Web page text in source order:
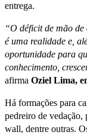
entrega.
“O déficit de mão
é uma realidade e,
oportunidade para
conhecimento,
afirma Oziel Lima,
Há formações para
pedreiro de
wall, dentre outras.